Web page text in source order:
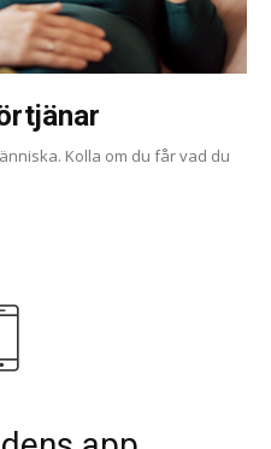
Kolla om du får vad du